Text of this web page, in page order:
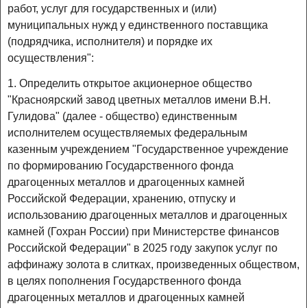
работ, услуг для государственных и (или)
муниципальных нужд у единственного поставщика
(подрядчика, исполнителя) и порядке их
осуществления":
1. Определить открытое акционерное общество
"Красноярский завод цветных металлов имени В.Н.
Гулидова" (далее - общество) единственным
исполнителем осуществляемых федеральным
казенным учреждением "Государственное учреждение
по формированию Государственного фонда
драгоценных металлов и драгоценных камней
Российской Федерации, хранению, отпуску и
использованию драгоценных металлов и драгоценных
камней (Гохран России) при Министерстве финансов
Российской Федерации" в 2025 году закупок услуг по
аффинажу золота в слитках, произведенных обществом,
в целях пополнения Государственного фонда
драгоценных металлов и драгоценных камней